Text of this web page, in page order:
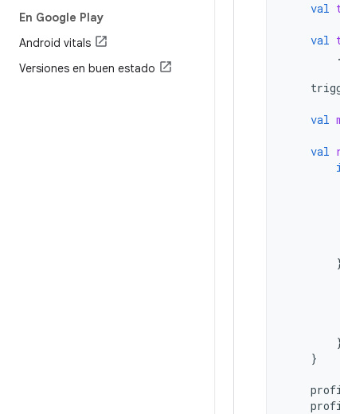
En Google Play
Android vitals
Versiones en buen estado
val
val
.
val
val
}